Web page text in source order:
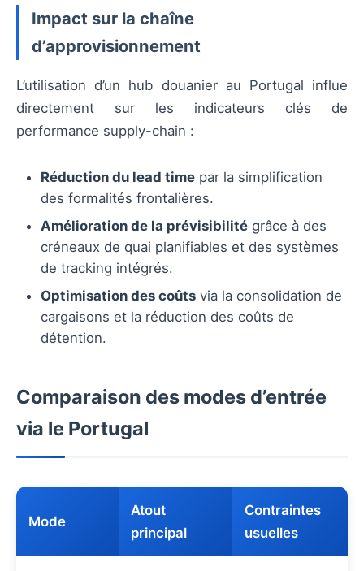
Impact sur la chaîne
d’approvisionnement
L’utilisation d’un hub douanier au Portugal influe
directement sur les indicateurs clés de
performance supply-chain :
Réduction du lead time par la simplification
des formalités frontalières.
Amélioration de la prévisibilité grâce à des
créneaux de quai planifiables et des systèmes
de tracking intégrés.
Optimisation des coûts via la consolidation de
cargaisons et la réduction des coûts de
détention.
Comparaison des modes d’entrée
via le Portugal
Mode
Atout
principal
Contraintes
usuelles